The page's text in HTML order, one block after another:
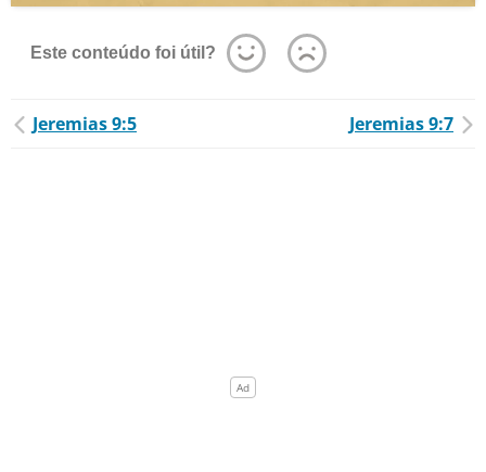
Este conteúdo foi útil?
Jeremias 9:5 Jeremias 9:7